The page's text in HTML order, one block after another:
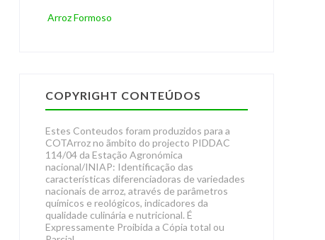
Arroz Formoso
COPYRIGHT CONTEÚDOS
Estes Conteudos foram produzidos para a
COTArroz no ãmbito do projecto PIDDAC
114/04 da Estação Agronómica
nacional/INIAP: Identificação das
características diferenciadoras de variedades
nacionais de arroz, através de parâmetros
químicos e reológicos, indicadores da
qualidade culinária e nutricional. É
Expressamente Proibida a Cópia total ou